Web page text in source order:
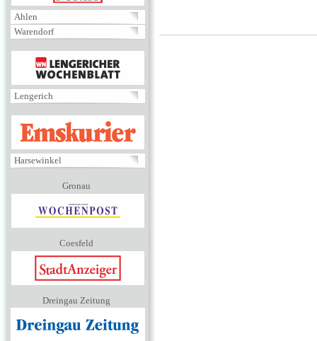
Ahlen
Warendorf
MENÜ
Lengerich
EMSKURIER
Harsewinkel
Gronau
Coesfeld
Dreingau Zeitung